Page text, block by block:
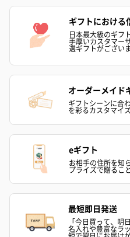
ネックケア
【成分/原材料】
PC
【パッケージサイ
【外装の形状】
【重さ/内容量】
商品：145g
化粧箱：160g
【お届け内容】
本体 ×1
充電用USBコード
取扱説明書（保
【サイズ/寸法】
約
【カラーコード】
・NP-NR20W
ホワイト
#FFFFFF
・NP-NR20P
ピンク
#ECC7CD
・NP-NR20R
レッド
ギフトにおける
日本最大級のギフ
手厚いカスタマー
選ギフトがござい
オーダーメイド
ギフトシーンに合
を彩るカスタマイ
eギフト
お相手の住所を知
プライズで贈るこ
最短即日発送
「今日買って、明
名入れや豊富なラ